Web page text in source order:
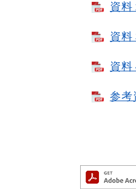
資料
資料
資料
参考